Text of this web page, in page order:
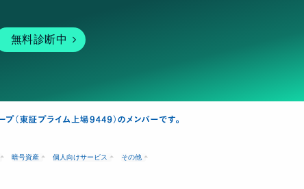
無料診断中
暗号資産 個人向けサービス その他